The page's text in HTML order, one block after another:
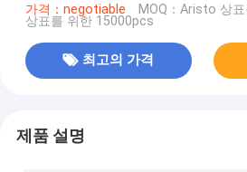
가격：negotiable MOQ：Aristo 상
상표를 위한 15000pcs
최고의 가격
제품 설명